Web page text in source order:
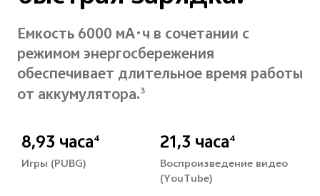
Емкость 6000 мА·ч в сочетании с
режимом энергосбережения
обеспечивает длительное время работы
от аккумулятора.3
8,93 часа4
Игры (PUBG)
21,3 часа4
Воспроизведение видео
(YouTube)